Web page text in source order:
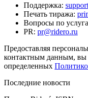
Поддержка:
Печать тиража:
Вопросы по
PR: pr@ridero.ru
Предоставляя
контактным данным, вы
определенных
Последние новости